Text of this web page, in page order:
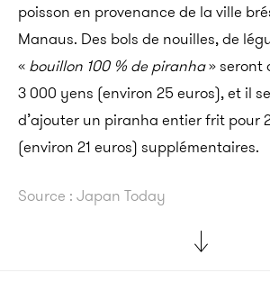
poisson en provenance de la ville
Manaus. Des bols de nouilles, de
« bouillon 100 % de piranha» seront
3 000 yens (environ 25 euros), et il
d’ajouter un piranha entier frit pour
(environ 21 euros) supplémentaires.
Source : Japan Today